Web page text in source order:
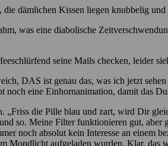
dämlichen Kissen liegen knubbelig
was eine diabolische
seine Mails checken, leider
DAS ist genau das, was ich jetzt
noch eine Einhornanimation, damit das
„Friss die Pille blau und zart, wird Dir
so. Meine Filter funktionieren gut,
noch absolut kein Interesse an einem
Mondlicht aufgeladen wurden. Klar,